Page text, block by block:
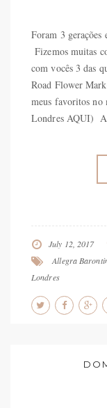
Foram 3
Fizemos muitas
com vocês 3 das
Road Flower
meus favoritos no
Londres AQUI)
July 12, 2017
Allegra
Londres